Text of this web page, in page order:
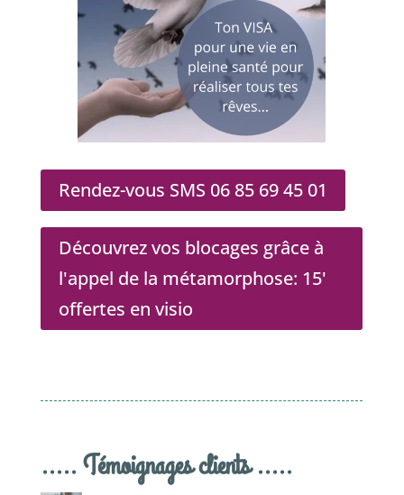
Rendez-vous SMS 06 85 69 45 01
Découvrez vos blocages grâce à
l'appel de la métamorphose: 15'
offertes en visio
..... Témoignages clients .....